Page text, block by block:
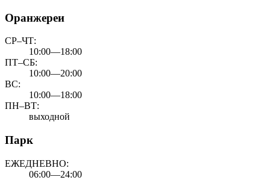
Оранжереи
СР–ЧТ:
10:00—18:00
ПТ–СБ:
10:00—20:00
ВС:
10:00—18:00
ПН–ВТ:
выходной
Парк
ЕЖЕДНЕВНО:
06:00—24:00